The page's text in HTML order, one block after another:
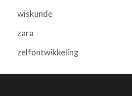
wiskunde
zara
zelfontwikkeling